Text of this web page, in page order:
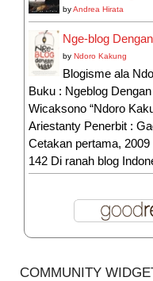
byAndrea Hirata
Nge-blog
byNdoro Kakung
Blogisme ala
Buku : Ngeblog
Wicaksono “Ndoro
Ariestanty Penerbit :
Cetakan pertama,
142 Di ranah blog
COMMUNITY